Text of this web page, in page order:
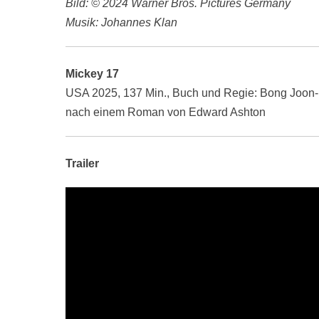
Bild: © 2024 Warner Bros. Pictures Germany
Musik: Johannes Klan
Mickey 17
USA 2025, 137 Min., Buch und Regie: Bong
nach einem Roman von Edward Ashton
Trailer